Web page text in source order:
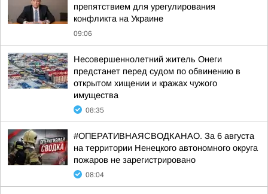
препятствием для урегулирования
конфликта на Украине
09:06
Несовершеннолетний житель Онеги
предстанет перед судом по обвинению в
открытом хищении и кражах чужого
имущества
08:35
#ОПЕРАТИВНАЯСВОДКАНАО. За 6 августа
на территории Ненецкого автономного округа
пожаров не зарегистрировано
08:04